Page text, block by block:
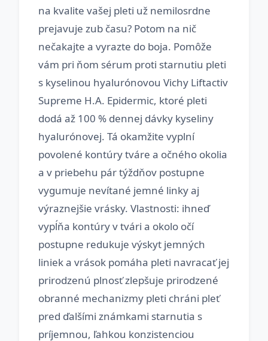
na kvalite vašej pleti už nemilosrdne
prejavuje zub času? Potom na nič
nečakajte a vyrazte do boja. Pomôže
vám pri ňom sérum proti starnutiu pleti
s kyselinou hyalurónovou Vichy Liftactiv
Supreme H.A. Epidermic, ktoré pleti
dodá až 100 % dennej dávky kyseliny
hyalurónovej. Tá okamžite vyplní
povolené kontúry tváre a očného okolia
a v priebehu pár týždňov postupne
vygumuje nevítané jemné linky aj
výraznejšie vrásky. Vlastnosti: ihneď
vypĺňa kontúry v tvári a okolo očí
postupne redukuje výskyt jemných
liniek a vrások pomáha pleti navracať jej
prirodzenú plnosť zlepšuje prirodzené
obranné mechanizmy pleti chráni pleť
pred ďalšími známkami starnutia s
príjemnou, ľahkou konzistenciou